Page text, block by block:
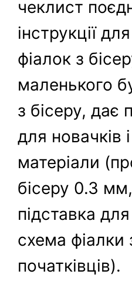
чеклист
інструкції
фіалок з
маленького
з бісеру, дає
для новачків
матеріали
бісеру 0.3
підставка
схема фіалки
початківців).